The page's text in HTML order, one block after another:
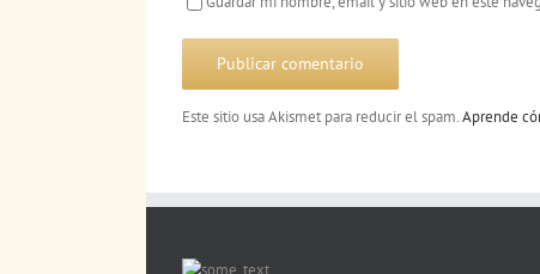
Este sitio usa Akismet para reducir el spam.Aprende